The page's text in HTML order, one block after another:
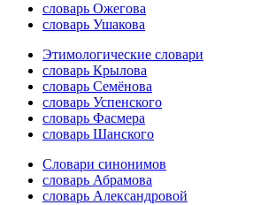
словарь Ожегова
словарь Ушакова
Этимологические словари
словарь Крылова
словарь Семёнова
словарь Успенского
словарь Фасмера
словарь Шанского
Словари синонимов
словарь Абрамова
словарь Александровой